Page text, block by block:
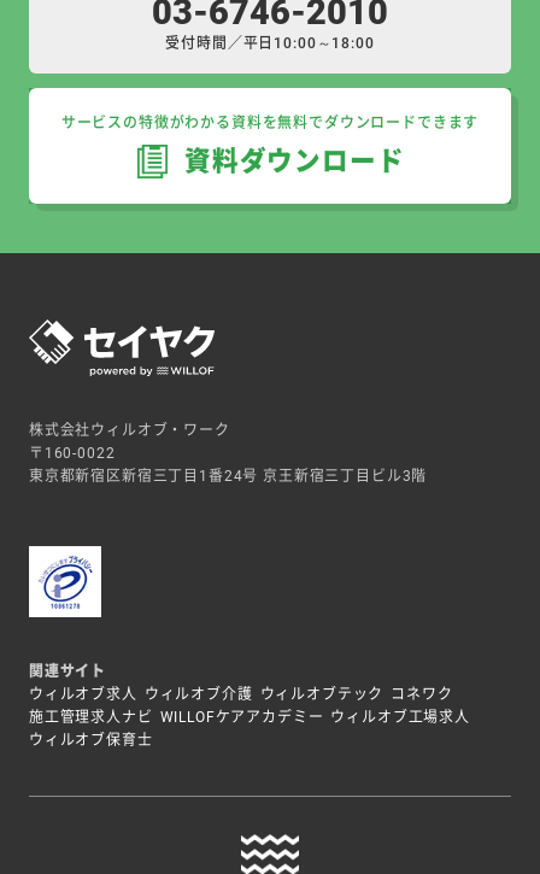
03-6746-2010
受付時間／平日10:00～18:00
サービスの特徴がわかる資料を無料でダウンロードできます
資料ダウンロード
株式会社ウィルオブ・ワーク
〒160-0022
東京都新宿区新宿三丁目1番24号 京王新宿三丁目ビル3階
関連サイト
ウィルオブ求人
ウィルオブ介護 ウィルオブテック
コネワク
施工管理求人ナビ WILLOFケアアカデミー ウィルオブ工場求人
ウィルオブ保育士